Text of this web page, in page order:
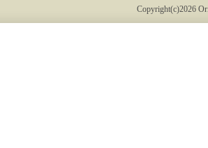
Copyright(c)2026